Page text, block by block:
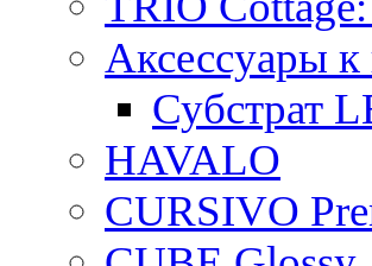
Аксессуары
Субстрат
HAVALO
CURSIVO